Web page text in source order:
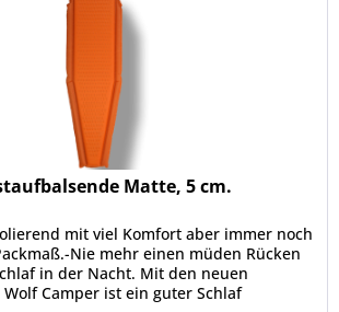
Matte, 5 cm.
mit viel Komfort aber immer noch
Nie mehr einen müden Rücken
in der Nacht. Mit den neuen
Camper ist ein guter Schlaf